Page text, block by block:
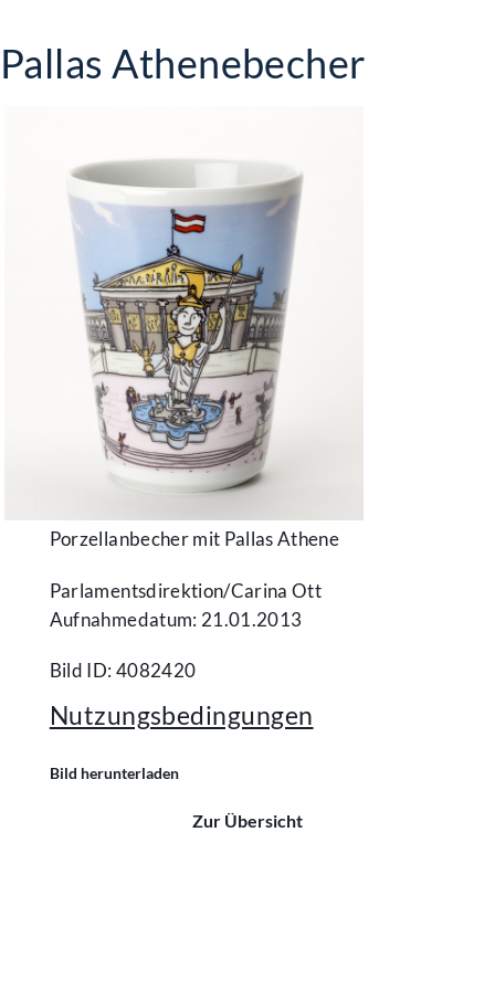
Pallas Athenebecher
Porzellanbecher mit Pallas Athene
Parlamentsdirektion/​Carina Ott
Aufnahmedatum: 21.01.2013
Bild ID: 4082420
Nutzungsbedingungen
Bild herunterladen
Zur Übersicht